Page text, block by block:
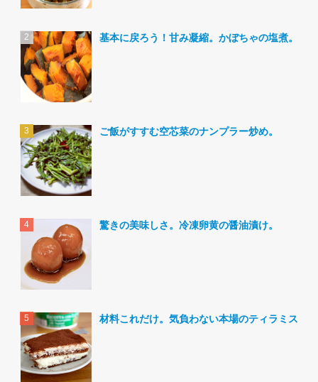
基本に戻ろう！甘み凝縮。かぼちゃの塩煮。
ご飯がすすむ空芯菜のナンプラー炒め。
驚きの美味しさ。冷凍卵黄の醤油漬け。
材料これだけ。気負わない本場のティラミス。